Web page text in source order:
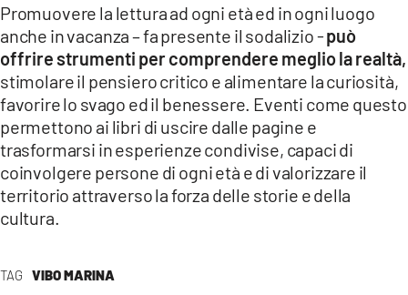
TAG VIBO MARINA
Promuovere la lettura ad ogni età ed in ogni luogo
anche in vacanza – fa presente il sodalizio -può
offrire strumenti per comprendere meglio la realtà,
stimolare il pensiero critico e alimentare la curiosità,
favorire lo svago ed il benessere. Eventi come questo
permettono ai libri di uscire dalle pagine e
trasformarsi in esperienze condivise, capaci di
coinvolgere persone di ogni età e di valorizzare il
territorio attraverso la forza delle storie e della
cultura.